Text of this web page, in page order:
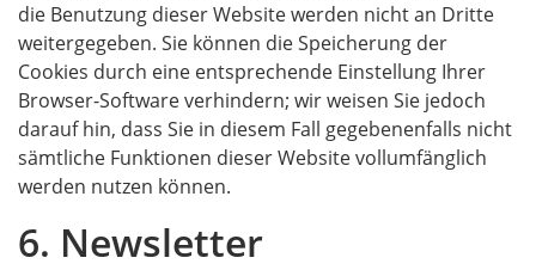
die Benutzung dieser Website werden nicht an Dritte
weitergegeben. Sie können die Speicherung der
Cookies durch eine entsprechende Einstellung Ihrer
Browser-Software verhindern; wir weisen Sie jedoch
darauf hin, dass Sie in diesem Fall gegebenenfalls nicht
sämtliche Funktionen dieser Website vollumfänglich
werden nutzen können.
6. Newsletter